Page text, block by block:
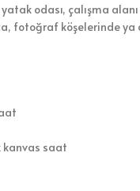
odası, çalışma
fotoğraf köşelerinde
kanvas saat